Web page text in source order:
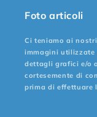
Foto articoli
Ci teniamo ai
immagini
dettagli grafici e/o
cortesemente di
prima di effettuare